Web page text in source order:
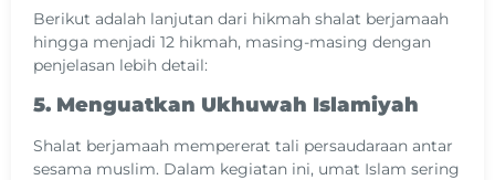
Berikut adalah lanjutan dari hikmah shalat berjamaah
hingga menjadi 12 hikmah, masing-masing dengan
penjelasan lebih detail:
5. Menguatkan Ukhuwah Islamiyah
Shalat berjamaah mempererat tali persaudaraan antar
sesama muslim. Dalam kegiatan ini, umat Islam sering